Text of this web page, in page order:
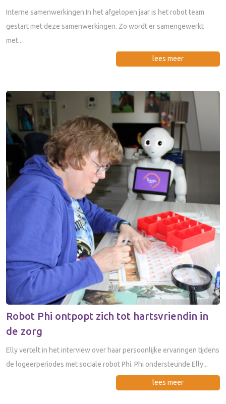
Interne samenwerkingen In het afgelopen jaar is het robot team
gestart met deze samenwerkingen. Zo wordt er samengewerkt
met...
lees meer
Robot Phi ontpopt zich tot hartsvriendin in
de zorg
Elly vertelt in het interview over haar persoonlijke ervaringen tijdens
de logeerperiodes met sociale robot Phi. Phi ondersteunde Elly...
lees meer